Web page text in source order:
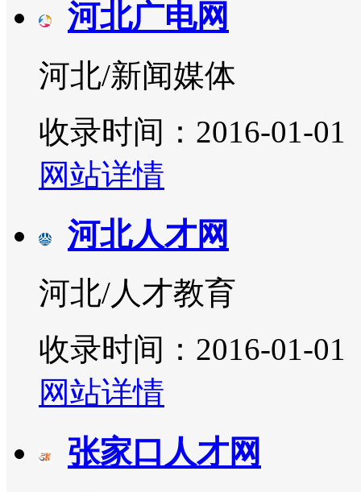
河北广电网
河北/新闻媒体
收录时间：2016-01-01
网站详情
河北人才网
河北/人才教育
收录时间：2016-01-01
网站详情
张家口人才网